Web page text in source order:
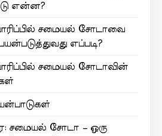
என்ன?
சமையல் சோடாவை
எப்படி?
சமையல் சோடாவின்
சமையல் சோடா – ஒரு